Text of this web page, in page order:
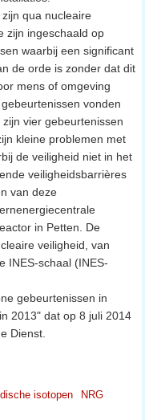
qua nucleaire
zijn ingeschaald op
waarbij een significant
de orde is zonder dat dit
mens of omgeving
vonden
vier gebeurtenissen
kleine problemen met
de veiligheid niet in het
veiligheidsbarrières
van deze
in Petten. De
veiligheid, van
INES-schaal (INES-
gebeurtenissen in
2013" dat op 8 juli 2014
Dienst.
isotopen
NRG